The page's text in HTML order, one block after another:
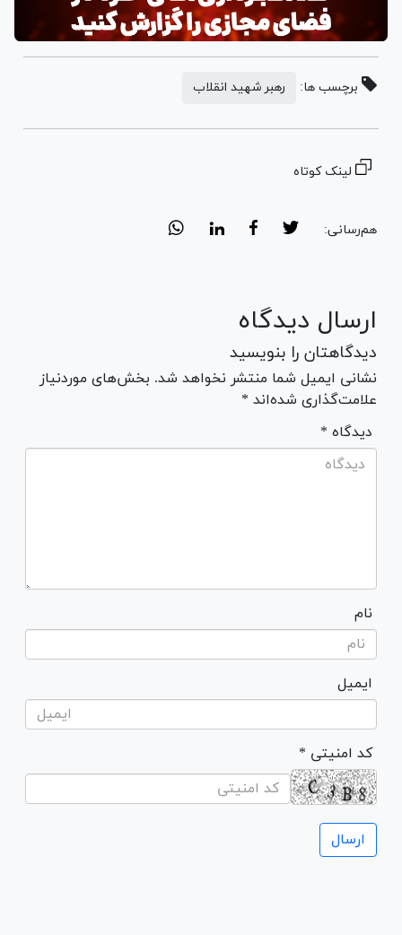
برچسب ها: رهبر شهید انقلاب
لینک کوتاه
هم‌رسانی:
ارسال دیدگاه
دیدگاهتان را بنویسید
نشانی ایمیل شما منتشر نخواهد شد. بخش‌های موردنیاز
علامت‌گذاری شده‌اند *
* دیدگاه
نام
ایمیل
* کد امنیتی